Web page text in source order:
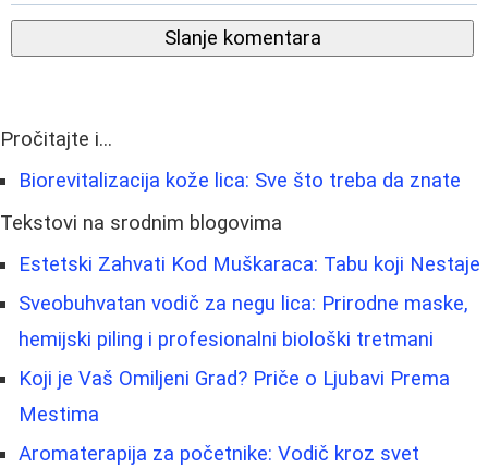
Slanje komentara
Pročitajte i...
Biorevitalizacija kože lica: Sve što treba da znate
Tekstovi na srodnim blogovima
Estetski Zahvati Kod Muškaraca: Tabu koji Nestaje
Sveobuhvatan vodič za negu lica: Prirodne maske,
hemijski piling i profesionalni biološki tretmani
Koji je Vaš Omiljeni Grad? Priče o Ljubavi Prema
Mestima
Aromaterapija za početnike: Vodič kroz svet